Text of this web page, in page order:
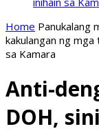
Home Panukalang
kakulangan ng
sa Kamara
Anti-
DOH,